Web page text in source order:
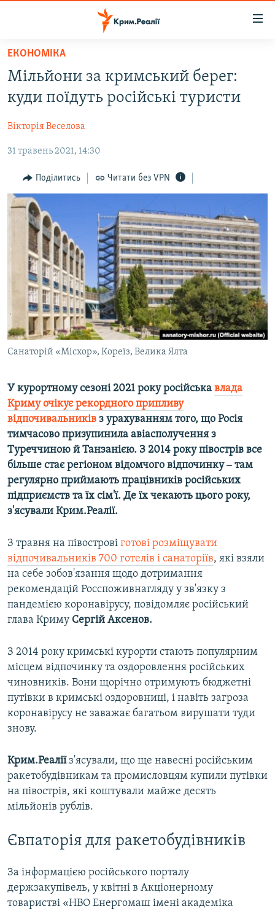
Перейти
основного
матеріалу
Перейти
до
навігації
Перейти
пошуку
ВІДЕО ТА ФОТО
ПОЛІТИКА
БЛОГИ
ПОГЛЯД
ІНТЕРВ'Ю
ВСЕ ЗА ДЕНЬ
СПЕЦПРОЕКТИ
ДЕПОРТАЦІЯ
ВІДЕОУРОКИ «ELIFBE»
СВІДЧЕННЯ ОКУПАЦІЇ
УКРАЇНСЬКА ПРОБЛЕМА КРИМУ
ІНФОГРАФІКА
ЯК ОБІЙТИ БЛОКУВАННЯ
Русский
Qırımtatar
ДОЛУЧАЙСЯ!
Усі сайти RFE/RL
ЕКОНОМІКА
Мільйони за кримський берег:
куди поїдуть російські туристи
Вікторія Веселова
31 травень 2021, 14:30
Поділитись Читати без VPN
Санаторій «Місхор», Кореїз, Велика Ялта
У курортному сезоні 2021 року російська влада
Криму очікує рекордного припливу
відпочивальників з урахуванням того, що Росія
тимчасово призупинила авіасполучення з
Туреччиною й Танзанією. З 2014 року півострів все
більше стає регіоном відомчого відпочинку ‒ там
регулярно приймають працівників російських
підприємств та їх сім'ї. Де їх чекають цього року,
з'ясували Крим.Реалії.
З травня на півострові готові розміщувати
відпочивальників 700 готелів і санаторіїв, які взяли
на себе зобов'язання щодо дотримання
рекомендацій Росспоживнагляду у зв'язку з
пандемією коронавірусу, повідомляє російський
глава Криму Сергій Аксенов.
З 2014 року кримські курорти стають популярним
місцем відпочинку та оздоровлення російських
чиновників. Вони щорічно отримують бюджетні
путівки в кримські оздоровниці, і навіть загроза
коронавірусу не заважає багатьом вирушати туди
знову.
Крим.Реаліїз'ясували, що ще навесні російським
ракетобудівникам та промисловцям купили путівки
на півострів, які коштували майже десять
мільйонів рублів.
Євпаторія для ракетобудівників
За інформацією російського порталу
держзакупівель, у квітні в Акціонерному
товаристві «НВО Енергомаш імені академіка